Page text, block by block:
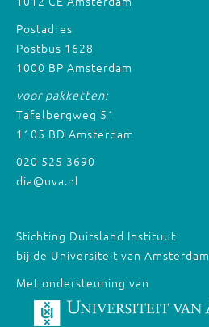
Postadres
Postbus 1628
1000 BP Amsterdam
voor pakketten:
Tafelbergweg 51
1105 BD Amsterdam
020 525 3690
dia@uva.nl
Stichting Duitsland Instituut
bij de Universiteit van Amsterdam
Met ondersteuning van